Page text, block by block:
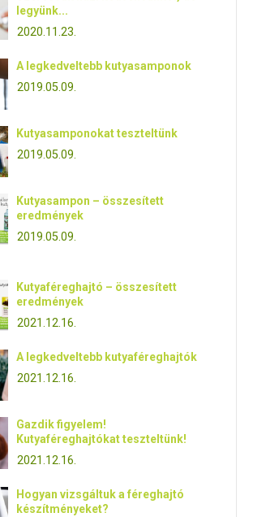
legyünk...
2020.11.23.
A legkedveltebb kutyasamponok
2019.05.09.
Kutyasamponokat teszteltünk
2019.05.09.
Kutyasampon – összesített
eredmények
2019.05.09.
Kutyaféreghajtó – összesített
eredmények
2021.12.16.
A legkedveltebb kutyaféreghajtók
2021.12.16.
Gazdik figyelem!
Kutyaféreghajtókat teszteltünk!
2021.12.16.
Hogyan vizsgáltuk a féreghajtó
készítményeket?